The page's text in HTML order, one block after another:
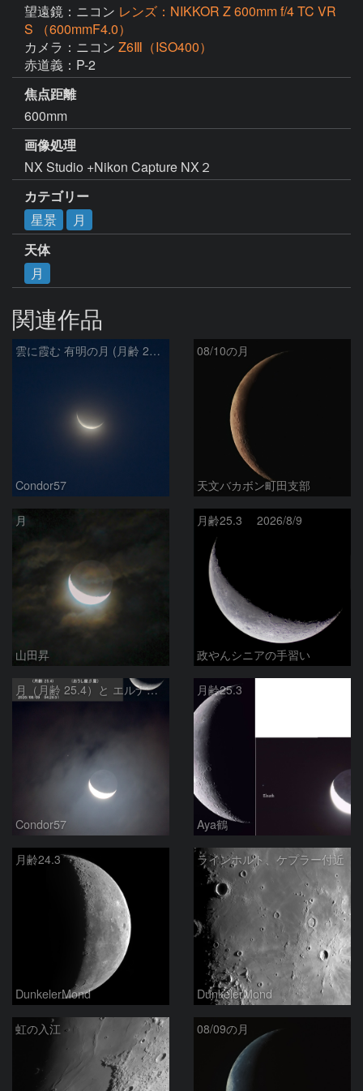
望遠鏡：ニコン レンズ：NIKKOR Z 600mm f/4 TC VR
S （600mmF4.0）
カメラ：ニコン Z6Ⅲ（ISO400）
赤道義：P-2
焦点距離
600mm
画像処理
NX Studio +Nikon Capture NX２
カテゴリー
星景
月
天体
月
関連作品
雲に霞む 有明の月 (月齢 26.4)
Condor57
08/10の月
天文バカボン町田支部
月
山田昇
月齢25.3 2026/8/9
政やんシニアの手習い
月（月齢 25.4）と エルナト（おうし座β星）
Condor57
月齢25.3
Aya鶴
月齢24.3
DunkelerMond
ラインホルト、ケプラー付近
DunkelerMond
虹の入江 08/09の月